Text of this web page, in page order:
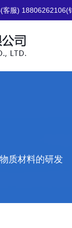
服) 18806262106(
质材料的研发